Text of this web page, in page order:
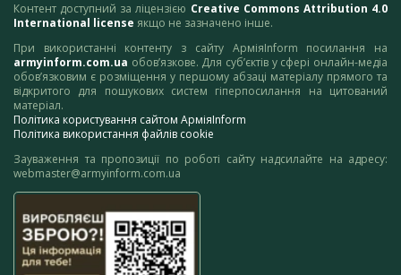
Контент доступний за ліцензією Creative Commons Attribution 4.0
International license якщо не зазначено інше.
При використанні контенту з сайту АрміяInform посилання на
armyinform.com.ua обов’язкове. Для суб’єктів у сфері онлайн-медіа
обов’язковим є розміщення у першому абзаці матеріалу прямого та
відкритого для пошукових систем гіперпосилання на цитований
матеріал.
Політика користування сайтом АрміяInform
Політика використання файлів cookie
Зауваження та пропозиції по роботі сайту надсилайте на адресу:
webmaster@armyinform.com.ua